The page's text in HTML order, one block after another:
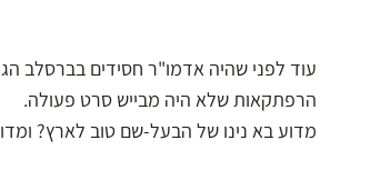
הרפתקאות שלא היה מבייש סרט פעולה.
מדוע בא נינו של הבעל-שם טוב לארץ?